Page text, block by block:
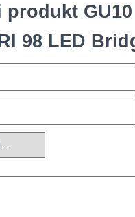
produkt GU10
98 LED